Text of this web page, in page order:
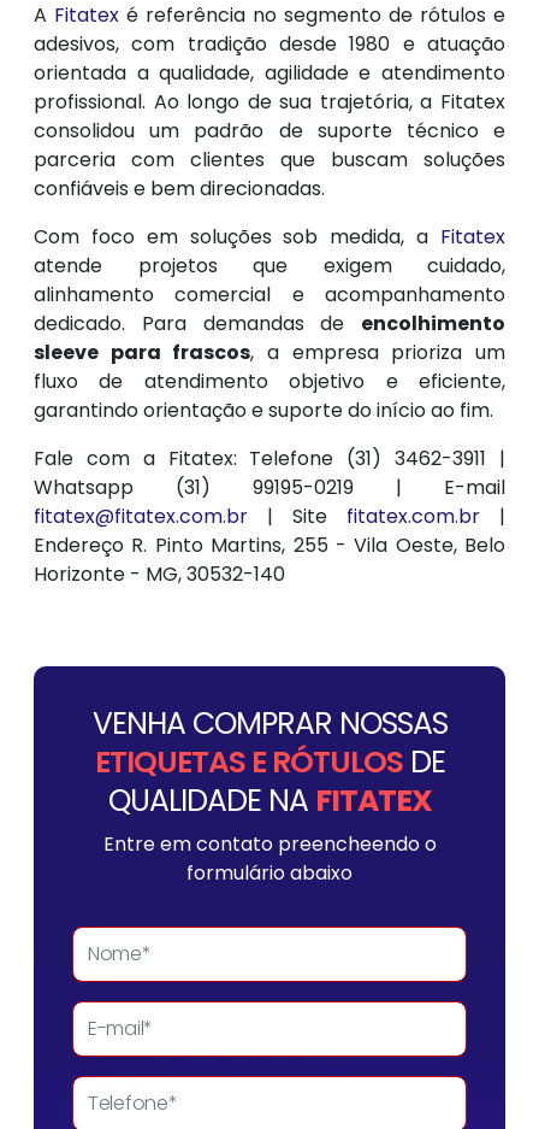
A Fitatex é referência no segmento de rótulos e
adesivos, com tradição desde 1980 e atuação
orientada a qualidade, agilidade e atendimento
profissional. Ao longo de sua trajetória, a Fitatex
consolidou um padrão de suporte técnico e
parceria com clientes que buscam soluções
confiáveis e bem direcionadas.
Com foco em soluções sob medida, a Fitatex
atende projetos que exigem cuidado,
alinhamento comercial e acompanhamento
dedicado. Para demandas de encolhimento
sleeve para frascos, a empresa prioriza um
fluxo de atendimento objetivo e eficiente,
garantindo orientação e suporte do início ao fim.
Fale com a Fitatex: Telefone (31) 3462-3911 |
Whatsapp (31) 99195-0219 | E-mail
fitatex@fitatex.com.br | Site fitatex.com.br |
Endereço R. Pinto Martins, 255 - Vila Oeste, Belo
Horizonte - MG, 30532-140
VENHA COMPRAR NOSSAS
ETIQUETAS E RÓTULOSDE
QUALIDADE NA FITATEX
Entre em contato preencheendo o
formulário abaixo